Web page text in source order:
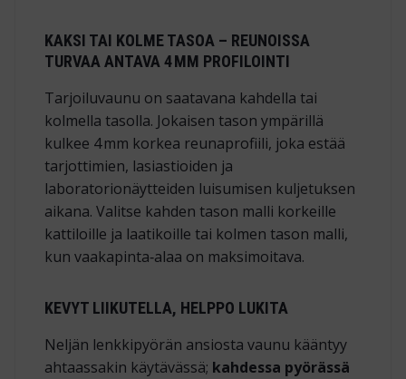
KAKSI TAI KOLME TASOA – REUNOISSA
TURVAA ANTAVA 4 MM PROFILOINTI
Tarjoiluvaunu on saatavana kahdella tai
kolmella tasolla. Jokaisen tason ympärillä
kulkee 4 mm korkea reunaprofiili, joka estää
tarjottimien, lasiastioiden ja
laboratorionäytteiden luisumisen kuljetuksen
aikana. Valitse kahden tason malli korkeille
kattiloille ja laatikoille tai kolmen tason malli,
kun vaakapinta‑alaa on maksimoitava.
KEVYT LIIKUTELLA, HELPPO LUKITA
Neljän lenkkipyörän ansiosta vaunu kääntyy
ahtaassakin käytävässä; kahdessa pyörässä